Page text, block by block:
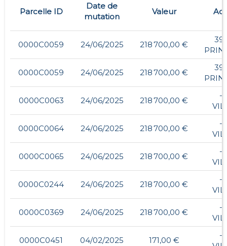
Parcelle ID
Date de
mutation
Valeur
0000C0059 24/06/2025 218 700,00 €
39,
0000C0059 24/06/2025 218 700,00 €
39,
0000C0063 24/06/2025 218 700,00 €
-
0000C0064 24/06/2025 218 700,00 €
-
0000C0065 24/06/2025 218 700,00 €
-
0000C0244 24/06/2025 218 700,00 €
-
0000C0369 24/06/2025 218 700,00 €
-
0000C0451 04/02/2025 171,00 €
-